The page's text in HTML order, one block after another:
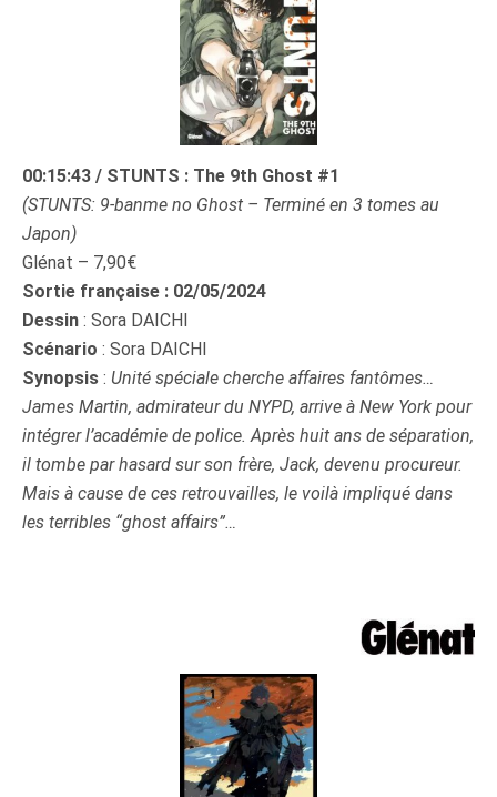
00:15:43 / STUNTS : The 9th Ghost #1
(STUNTS: 9-banme no Ghost – Terminé en 3 tomes au
Japon)
Glénat – 7,90€
Sortie française : 02/05/2024
Dessin : Sora DAICHI
Scénario : Sora DAICHI
Synopsis : Unité spéciale cherche affaires fantômes…
James Martin, admirateur du NYPD, arrive à New York pour
intégrer l’académie de police. Après huit ans de séparation,
il tombe par hasard sur son frère, Jack, devenu procureur.
Mais à cause de ces retrouvailles, le voilà impliqué dans
les terribles “ghost affairs”…